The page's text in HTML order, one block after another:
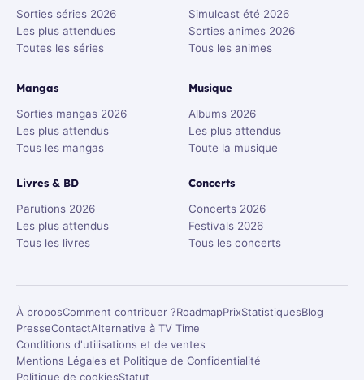
Sorties séries 2026
Les plus attendues
Toutes les séries
Simulcast été 2026
Sorties animes 2026
Tous les animes
Mangas
Sorties mangas 2026
Les plus attendus
Tous les mangas
Livres & BD
Parutions 2026
Les plus attendus
Tous les livres
Musique
Albums 2026
Les plus attendus
Toute la musique
Concerts
Concerts 2026
Festivals 2026
Tous les concerts
À proposComment contribuer ?RoadmapPrixStatistiquesBlog
PresseContactAlternative à TV Time
Conditions d'utilisations et de ventes
Mentions Légales et Politique de Confidentialité
Politique de cookiesStatut